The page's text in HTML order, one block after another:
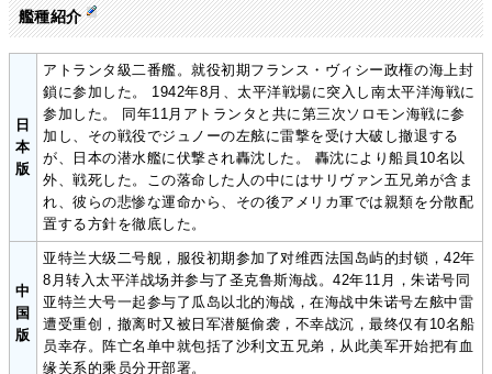
艦種紹介
日
本
版
アトランタ級二番艦。就役初期フランス・ヴィシー政権の海上封
鎖に参加した。 1942年8月、太平洋戦場に突入し南太平洋海戦に
参加した。 同年11月アトランタと共に第三次ソロモン海戦に参
加し、その戦役でジュノーの左舷に雷撃を受け大破し撤退する
が、日本の潜水艦に伏撃され轟沈した。 轟沈により船員10名以
外、戦死した。この落命した人の中にはサリヴァン五兄弟が含ま
れ、彼らの悲惨な運命から、その後アメリカ軍では親類を分散配
置する方針を徹底した。
中
国
版
亚特兰大级二号舰，服役初期参加了对维西法国岛屿的封锁，42年
8月转入太平洋战场并参与了圣克鲁斯海战。42年11月，朱诺号同
亚特兰大号一起参与了瓜岛以北的海战，在海战中朱诺号左舷中雷
遭受重创，撤离时又被日军潜艇偷袭，不幸战沉，最终仅有10名船
员幸存。阵亡名单中就包括了沙利文五兄弟，从此美军开始把有血
缘关系的乘员分开部署。